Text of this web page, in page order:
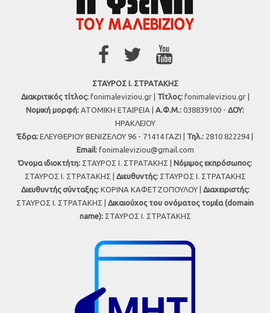
ΣΤΑΥΡΟΣ Ι. ΣΤΡΑΤΑΚΗΣ
Διακριτικός τίτλος:fonimaleviziou.gr | Τίτλος:fonimaleviziou.gr |
Νομική μορφή: ΑΤΟΜΙΚΗ ΕΤΑΙΡΕΙΑ | Α.Φ.Μ.: 038839100 - ΔΟΥ:
ΗΡΑΚΛΕΙΟΥ
Έδρα: ΕΛΕΥΘΕΡΙΟΥ ΒΕΝΙΖΕΛΟΥ 96 - 71414 ΓΑΖΙ | Τηλ.: 2810 822294 |
Εmail: fonimaleviziou@gmail.com
Όνομα ιδιοκτήτη: ΣΤΑΥΡΟΣ Ι. ΣΤΡΑΤΑΚΗΣ | Νόμιμος εκπρόσωπος:
ΣΤΑΥΡΟΣ Ι. ΣΤΡΑΤΑΚΗΣ | Διευθυντής:ΣΤΑΥΡΟΣ Ι. ΣΤΡΑΤΑΚΗΣ
Διευθυντής σύνταξης:ΚΟΡΙΝΑ ΚΑΦΕΤΖΟΠΟΥΛΟΥ | Διαχειριστής:
ΣΤΑΥΡΟΣ Ι. ΣΤΡΑΤΑΚΗΣ | Δικαιούχος του ονόματος τομέα (domain
name):ΣΤΑΥΡΟΣ Ι. ΣΤΡΑΤΑΚΗΣ